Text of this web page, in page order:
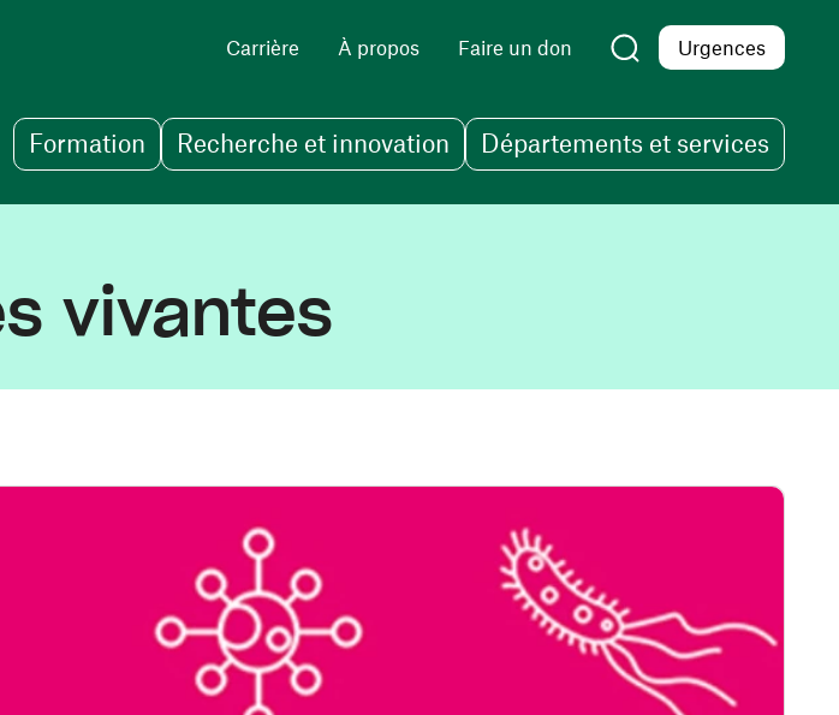
Carrière À propos Faire un don Urgences
Formation Recherche et innovation Départements et services
vivantes